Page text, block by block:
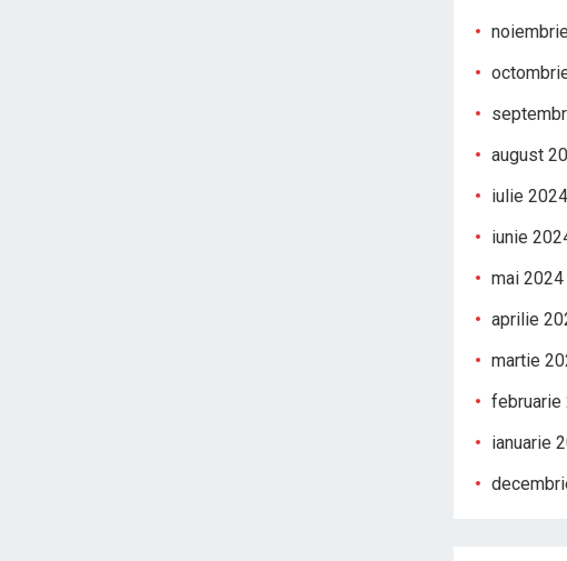
august
iulie 2024
iunie
mai 2024
aprilie
martie
februarie
ianuarie